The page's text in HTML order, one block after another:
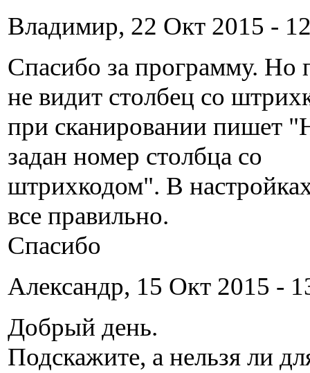
Владимир, 22 Окт 2015 -
Спасибо за программу. Но
не видит столбец со
при сканировании пишет
задан номер столбца со
штрихкодом". В
все правильно.
Спасибо
Александр, 15 Окт 2015 -
Добрый день.
Подскажите, а нельзя ли